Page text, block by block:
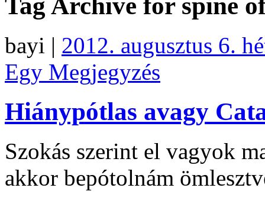
Tag Archive for spine
bayi | 2012. augusztus 6.
Egy Megjegyzés
Hiánypótlas avagy
Szokás szerint el vagyok
akkor bepótolnám